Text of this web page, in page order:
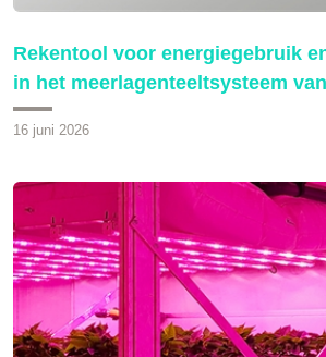
Rekentool voor energiegebruik
in het meerlagenteeltsysteem
16 juni 2026